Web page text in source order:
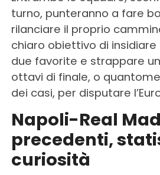
turno, punteranno a fare
rilanciare il proprio
chiaro obiettivo di insidiare
due favorite e strappare
ottavi di finale, o
dei casi, per disputare
Napoli-Real
precedenti,
curiosità